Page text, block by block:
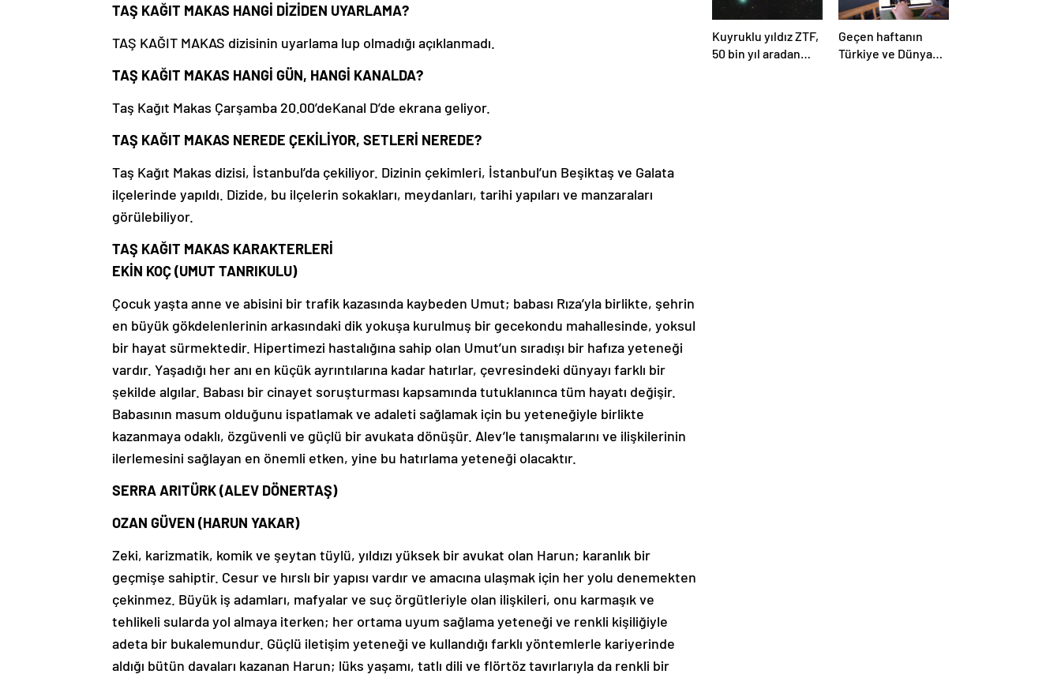
TAŞ KAĞIT MAKAS HANGİ DİZİDEN UYARLAMA?
TAŞ KAĞIT MAKAS dizisinin uyarlama lup olmadığı açıklanmadı.
TAŞ KAĞIT MAKAS HANGİ GÜN, HANGİ KANALDA?
Taş Kağıt Makas Çarşamba 20.00’deKanal D’de ekrana geliyor.
TAŞ KAĞIT MAKAS NEREDE ÇEKİLİYOR, SETLERİ NEREDE?
Taş Kağıt Makas dizisi, İstanbul’da çekiliyor. Dizinin çekimleri, İstanbul’un Beşiktaş ve Galata
ilçelerinde yapıldı. Dizide, bu ilçelerin sokakları, meydanları, tarihi yapıları ve manzaraları
görülebiliyor.
TAŞ KAĞIT MAKAS KARAKTERLERİ
EKİN KOÇ (UMUT TANRIKULU)
Çocuk yaşta anne ve abisini bir trafik kazasında kaybeden Umut; babası Rıza’yla birlikte, şehrin
en büyük gökdelenlerinin arkasındaki dik yokuşa kurulmuş bir gecekondu mahallesinde, yoksul
bir hayat sürmektedir. Hipertimezi hastalığına sahip olan Umut’un sıradışı bir hafıza yeteneği
vardır. Yaşadığı her anı en küçük ayrıntılarına kadar hatırlar, çevresindeki dünyayı farklı bir
şekilde algılar. Babası bir cinayet soruşturması kapsamında tutuklanınca tüm hayatı değişir.
Babasının masum olduğunu ispatlamak ve adaleti sağlamak için bu yeteneğiyle birlikte
kazanmaya odaklı, özgüvenli ve güçlü bir avukata dönüşür. Alev’le tanışmalarını ve ilişkilerinin
ilerlemesini sağlayan en önemli etken, yine bu hatırlama yeteneği olacaktır.
SERRA ARITÜRK (ALEV DÖNERTAŞ)
OZAN GÜVEN (HARUN YAKAR)
Zeki, karizmatik, komik ve şeytan tüylü, yıldızı yüksek bir avukat olan Harun; karanlık bir
geçmişe sahiptir. Cesur ve hırslı bir yapısı vardır ve amacına ulaşmak için her yolu denemekten
çekinmez. Büyük iş adamları, mafyalar ve suç örgütleriyle olan ilişkileri, onu karmaşık ve
tehlikeli sularda yol almaya iterken; her ortama uyum sağlama yeteneği ve renkli kişiliğiyle
adeta bir bukalemundur. Güçlü iletişim yeteneği ve kullandığı farklı yöntemlerle kariyerinde
aldığı bütün davaları kazanan Harun; lüks yaşamı, tatlı dili ve flörtöz tavırlarıyla da renkli bir
Kuyruklu yıldız ZTF,
50 bin yıl aradan
Geçen haftanın
Türkiye ve Dünya